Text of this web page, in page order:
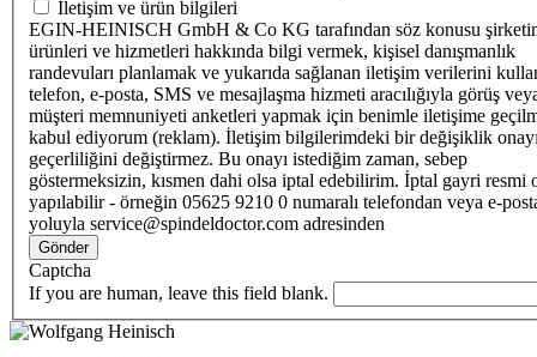
İletişim ve ürün bilgileri
EGIN-HEINISCH GmbH & Co KG tarafından söz konusu
ürünleri ve hizmetleri hakkında bilgi vermek, kişisel danışmanlık
randevuları planlamak ve yukarıda sağlanan iletişim verilerini
telefon, e-posta, SMS ve mesajlaşma hizmeti aracılığıyla görüş
müşteri memnuniyeti anketleri yapmak için benimle iletişime
kabul ediyorum (reklam). İletişim bilgilerimdeki bir değişiklik
geçerliliğini değiştirmez. Bu onayı istediğim zaman, sebep
göstermeksizin, kısmen dahi olsa iptal edebilirim. İptal gayri resmi
yapılabilir - örneğin 05625 9210 0 numaralı telefondan veya e-
yoluyla service@spindeldoctor.com adresinden
Gönder
Captcha
If you are human, leave this field blank.